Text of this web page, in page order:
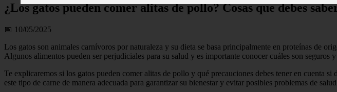
¿Los gatos pueden comer alitas de pollo? Cosas que debes
📅 10/05/2025
Los gatos son animales carnívoros por naturaleza y su dieta se basa principalmente en proteínas de
Algunos alimentos pueden ser perjudiciales para su salud y es importante conocer cuáles son seguros
Te explicaremos si los gatos pueden comer alitas de pollo y qué precauciones debes tener en cuenta
este tipo de carne de manera adecuada para garantizar su bienestar y evitar posibles problemas de